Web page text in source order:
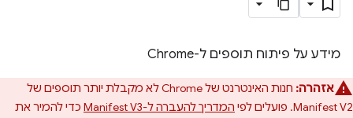
מידע על פיתוח תוספים ל-Chrome
אזהרה:
חנות האינטרנט של Chrome לא מקבלת יותר תוספים של
Manifest V2. פועלים לפי
המדריך להעברה ל-Manifest V3
כדי להמיר את